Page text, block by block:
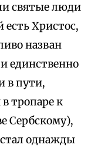
святые люди
Христос,
назван
единственно
в пути,
тропаре к
Сербскому),
однажды